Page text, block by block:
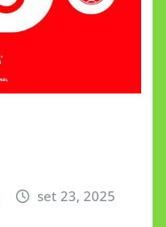
set 23, 2025